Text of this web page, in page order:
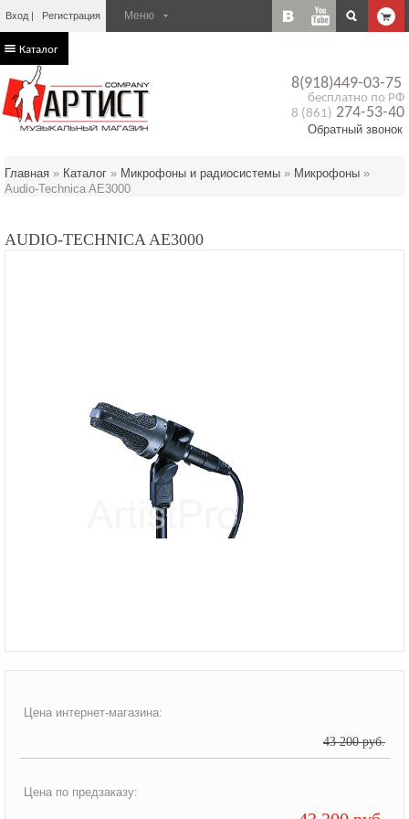
Вход Регистрация
8(918)449-03-75
бесплатно по РФ
8 (861) 274-53-40
Обратный звонок
Каталог
Главная » Каталог » Микрофоны и радиосистемы » Микрофоны »
Audio-Technica AE3000
AUDIO-TECHNICA AE3000
Цена интернет-магазина:
43 200 руб.
Цена по предзаказу: